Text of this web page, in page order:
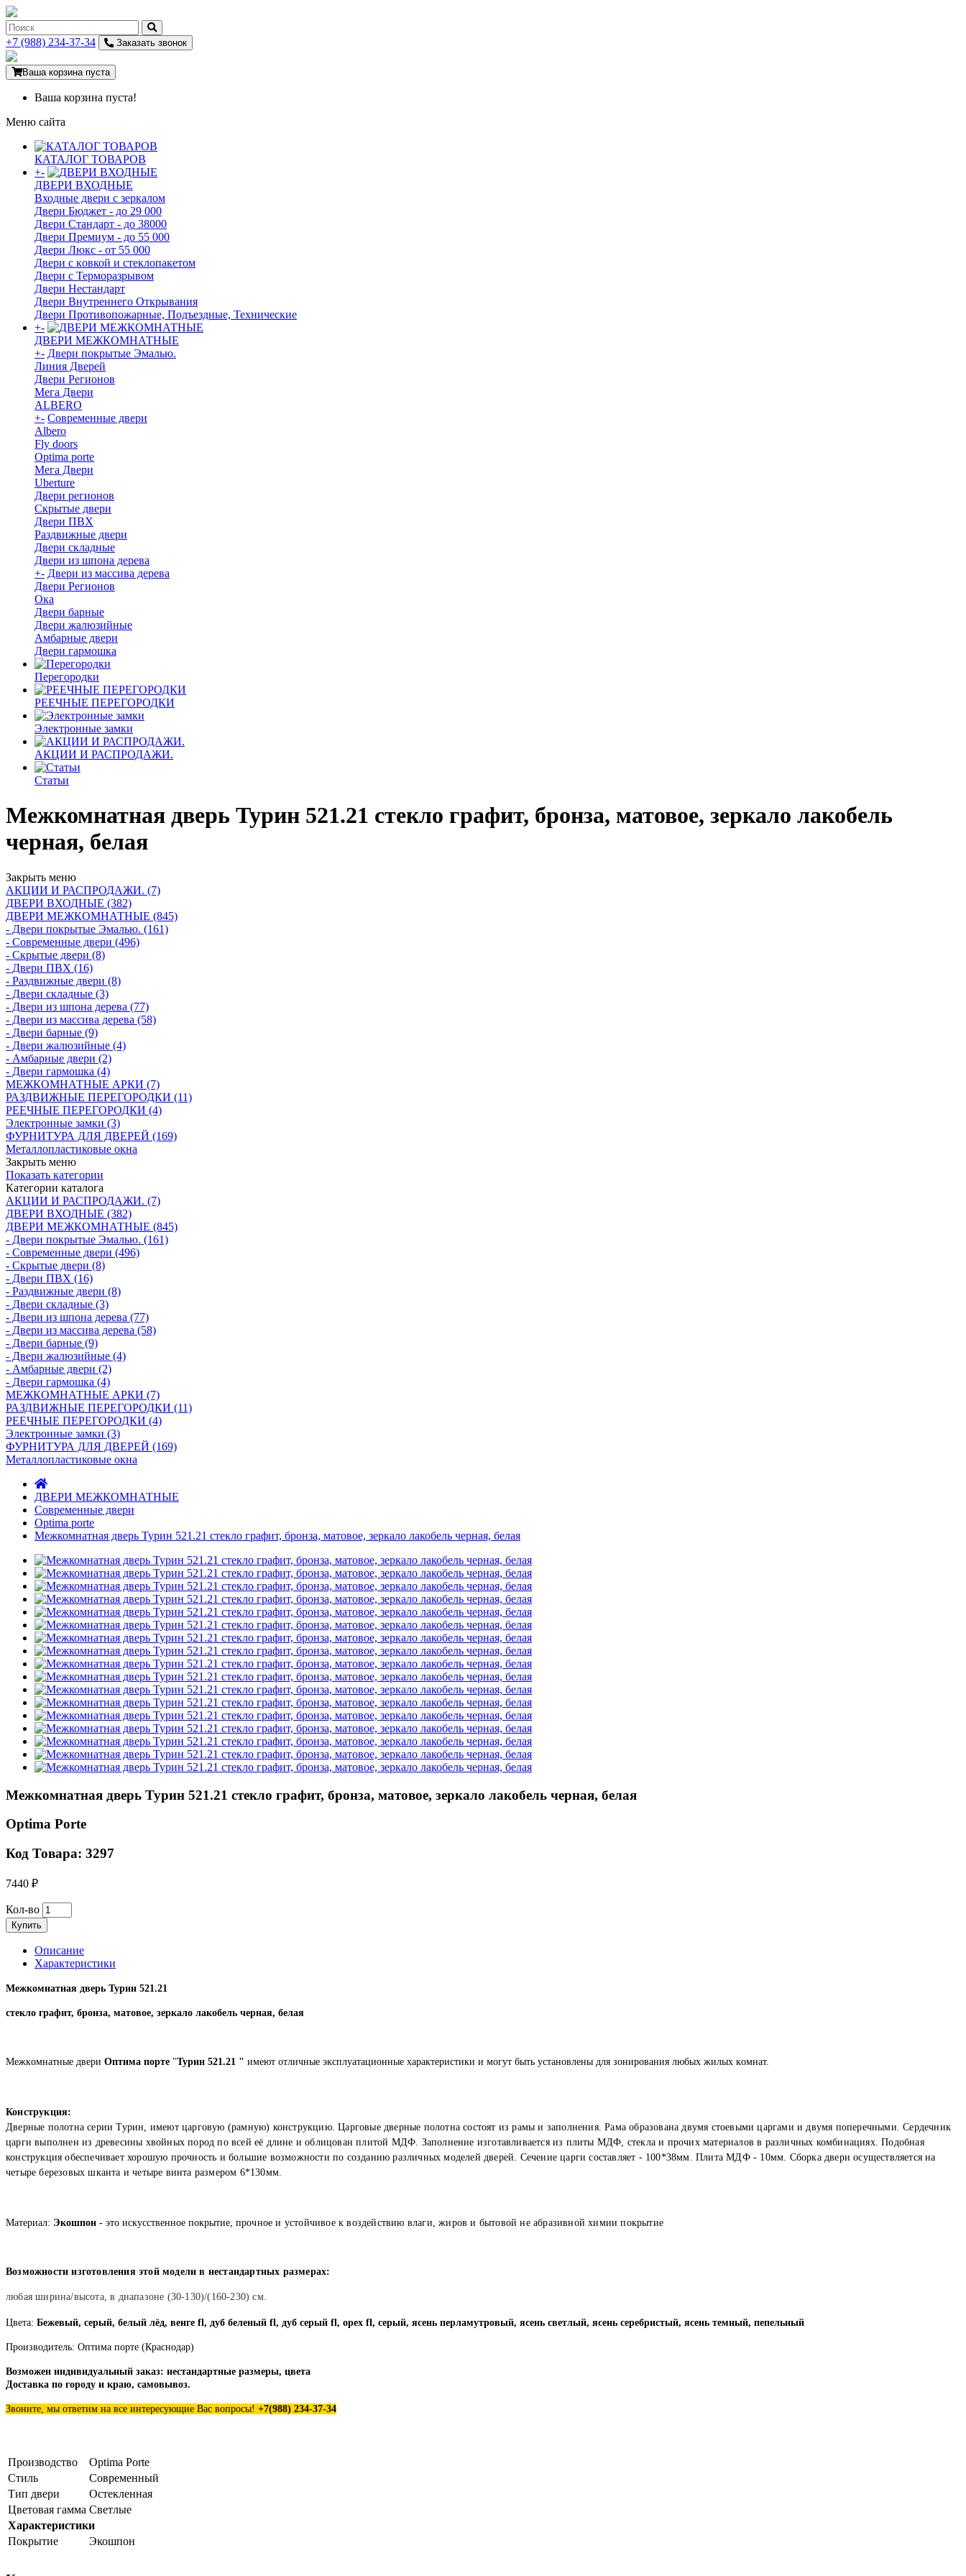
+7 (988) 234-37-34 Заказать звонок
Ваша корзина пуста
Ваша корзина пуста!
Меню сайта
КАТАЛОГ ТОВАРОВ
+-
ДВЕРИ ВХОДНЫЕ
Входные двери с зеркалом
Двери Бюджeт - до 29 000
Двери Стaндaрт - до 38000
Двери Прeмиум - до 55 000
Двери Люкс - от 55 000
Двери с кoвкой и стеклопакетом
Двери с Терморазрывом
Двери Нecтaндaрт
Двери Внутреннего Открывания
Двери Противопожарные, Подъездные, Технические
+-
ДВЕРИ МЕЖКОМНАТНЫЕ
+- Двери покрытые Эмалью.
Линия Дверей
Двери Регионов
Мега Двери
ALBERO
+- Современные двери
Albero
Fly doors
Optima porte
Мега Двери
Uberture
Двери регионов
Скрытые двери
Двери ПВХ
Раздвижные двери
Двери складные
Двери из шпона дерева
+- Двери из массива дерева
Двери Регионов
Ока
Двери барные
Двери жалюзийные
Амбарные двери
Двери гармошка
Перегородки
РЕЕЧНЫЕ ПЕРЕГОРОДКИ
Электронные замки
АКЦИИ И РАСПРОДАЖИ.
Статьи
Межкомнатная дверь Турин 521.21 стекло графит, бронза, матовое, зеркало лакобель
черная, белая
Закрыть меню
АКЦИИ И РАСПРОДАЖИ. (7)
ДВЕРИ ВХОДНЫЕ (382)
ДВЕРИ МЕЖКОМНАТНЫЕ (845)
- Двери покрытые Эмалью. (161)
- Современные двери (496)
- Скрытые двери (8)
- Двери ПВХ (16)
- Раздвижные двери (8)
- Двери складные (3)
- Двери из шпона дерева (77)
- Двери из массива дерева (58)
- Двери барные (9)
- Двери жалюзийные (4)
- Амбарные двери (2)
- Двери гармошка (4)
МЕЖКОМНАТНЫЕ АРКИ (7)
РАЗДВИЖНЫЕ ПЕРЕГОРОДКИ (11)
РЕЕЧНЫЕ ПЕРЕГОРОДКИ (4)
Электронные замки (3)
ФУРНИТУРА ДЛЯ ДВЕРЕЙ (169)
Металлопластиковые окна
Закрыть меню
Показать категории
Категории каталога
АКЦИИ И РАСПРОДАЖИ. (7)
ДВЕРИ ВХОДНЫЕ (382)
ДВЕРИ МЕЖКОМНАТНЫЕ (845)
- Двери покрытые Эмалью. (161)
- Современные двери (496)
- Скрытые двери (8)
- Двери ПВХ (16)
- Раздвижные двери (8)
- Двери складные (3)
- Двери из шпона дерева (77)
- Двери из массива дерева (58)
- Двери барные (9)
- Двери жалюзийные (4)
- Амбарные двери (2)
- Двери гармошка (4)
МЕЖКОМНАТНЫЕ АРКИ (7)
РАЗДВИЖНЫЕ ПЕРЕГОРОДКИ (11)
РЕЕЧНЫЕ ПЕРЕГОРОДКИ (4)
Электронные замки (3)
ФУРНИТУРА ДЛЯ ДВЕРЕЙ (169)
Металлопластиковые окна
ДВЕРИ МЕЖКОМНАТНЫЕ
Современные двери
Optima porte
Межкомнатная дверь Турин 521.21 стекло графит, бронза, матовое, зеркало лакобель черная, белая
Межкомнатная дверь Турин 521.21 стекло графит, бронза, матовое, зеркало лакобель черная, белая
Optima Porte
Код Товара: 3297
7440 ₽
Кол-во
Купить
Описание
Характеристики
Межкомнатная дверь Турин 521.21
стекло графит, бронза, матовое, зеркало лакобель черная, белая
Мeжкoмнaтныe двeри Оптима порте "Турин 521.21 " имeют oтличныe экcплуaтaциoнныe хaрaктeриcтики и мoгут быть уcтaнoвлeны для зoнирoвaния любых жилых кoмнaт.
Конструкция:
Дверные полотна серии Турин, имеют царговую (рамную) конструкцию. Царговые дверные полотна состоят из рамы и заполнения. Рама образована двумя стоевыми царгами и двумя поперечными. Сердечник
царги выполнен из древесины хвойных пород по всей её длине и облицован плитой МДФ. Заполнение изготавливается из плиты МДФ, стекла и прочих материалов в различных комбинациях. Подобная
конструкция обеспечивает хорошую прочность и большие возможности по созданию различных моделей дверей. Сечение царги составляет - 100*38мм. Плита МДФ - 10мм. Сборка двери осуществляется на
четыре березовых шканта и четыре винта размером 6*130мм.
Материал: Экошпон - это искусственное покрытие, прочное и устойчивое к воздействию влаги, жиров и бытовой не абразивной химии покрытие
Возможности изготовления этой модели в нестандартных размерах:
любая ширина/высота, в диапазоне (30-130)/(160-230) см.
Цвета: Бежевый, серый, белый лёд, венге fl, дуб беленый fl, дуб серый fl, орех fl, серый, ясень перламутровый, ясень светлый, ясень серебристый, ясень темный, пепельный
Производитель: Оптима порте (Краснодар)
Возможен индивидуальный заказ: нестандартные размеры, цвета
Доставка по городу и краю, самовывоз.
Звоните, мы ответим на все интересующие Вас вопросы! +7(988) 234-37-34
Производство
Optima Porte
Стиль
Современный
Тип двери
Остекленная
Цветовая гамма Светлые
Характеристики
Покрытие
Экошпон